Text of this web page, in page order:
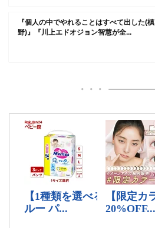
『個人の中でやれることはすべて出した(槙
野)』『川上エドオジョン智慧が全...